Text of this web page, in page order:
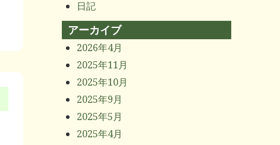
日記
アーカイブ
2026年4月
2025年11月
2025年10月
2025年9月
2025年5月
2025年4月